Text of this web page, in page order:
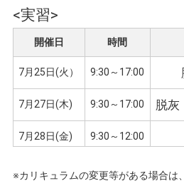
7月24日(月）
<実習>
開催日 時間
7月25日(火） 9:30～17:00
7月27日(木) 9:30～17:00 脱灰
7月28日(金) 9:30～12:00
9:30～17:00
※カリキュラムの変更等がある場合は